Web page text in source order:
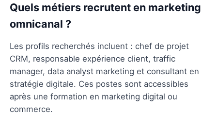
Quels métiers recrutent en marketing
omnicanal ?
Les profils recherchés incluent : chef de projet
CRM, responsable expérience client, traffic
manager, data analyst marketing et consultant en
stratégie digitale. Ces postes sont accessibles
après une formation en marketing digital ou
commerce.